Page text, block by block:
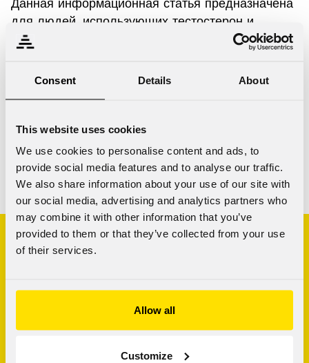
Consent Details About
This website uses cookies
We use cookies to personalise content and ads, to
provide social media features and to analyse our traffic.
We also share information about your use of our site with
our social media, advertising and analytics partners who
may combine it with other information that you’ve
provided to them or that they’ve collected from your use
of their services.
Allow all
Customize
для людей, использующих тестостерон и
анаболические стероиды в виде инъекций, а
сталкиваются с ними в процессе своей работы.
Читать далее
Зависимость от
анаболических
стероидов
По оценкам, до трети потребителей